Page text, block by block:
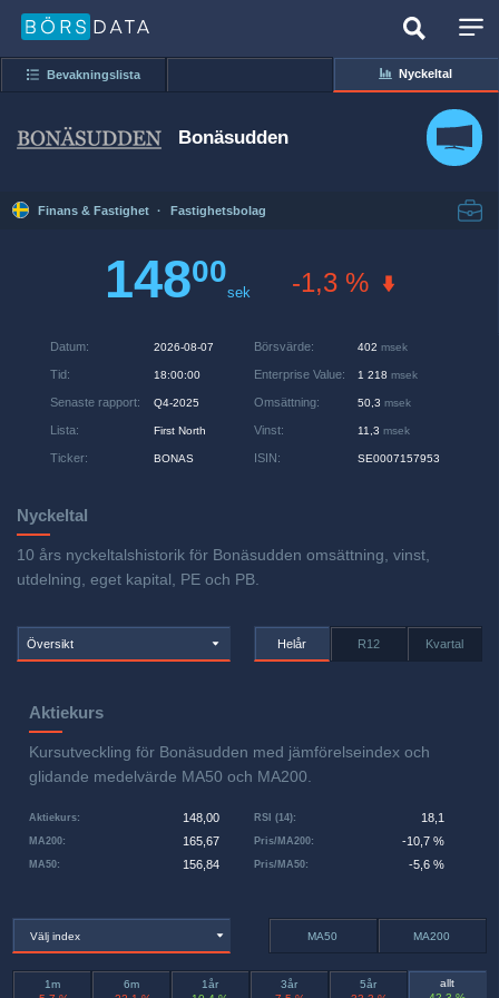
Bevakningslista Nyckeltal
Bonäsudden
Finans & Fastighet · Fastighetsbolag
14800
sek -1,3 %
Datum: 2026-08-07
Tid: 18:00:00
Senaste rapport: Q4-2025
Lista: First North
Ticker: BONAS
Börsvärde: 402 msek
Enterprise Value: 1 218 msek
Omsättning: 50,3 msek
Vinst: 11,3 msek
ISIN: SE0007157953
Nyckeltal
10 års nyckeltalshistorik för Bonäsudden omsättning, vinst,
utdelning, eget kapital, PE och PB.
Översikt Helår R12 Kvartal
Aktiekurs
Kursutveckling för Bonäsudden med jämförelseindex och
glidande medelvärde MA50 och MA200.
Aktiekurs: 148,00
MA50: 156,84
MA200: 165,67 Pris/MA200: -10,7 %
RSI (14): 18,1
Pris/MA50: -5,6 %
Välj index MA50 MA200
1m
6m
1år
3år
5år
allt